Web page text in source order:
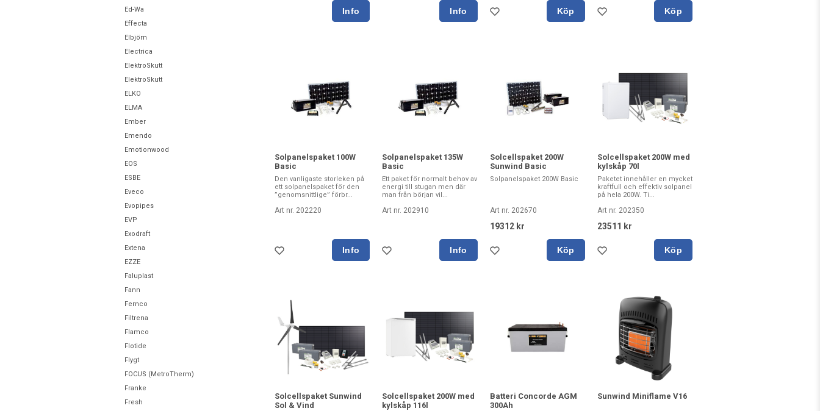
Ed-Wa
Effecta
Elbjörn
Electrica
ElektroSkutt
ElektroSkutt
ELKO
ELMA
Ember
Emendo
Emotionwood
EOS
ESBE
Eveco
Evopipes
EVP
Exodraft
Extena
EZZE
Faluplast
Fann
Fernco
Filtrena
Flamco
Flotide
Flygt
FOCUS (MetroTherm)
Franke
Fresh
Köp Köp
Solpanelspaket 100W
Basic
Den vanligaste storleken på
ett solpanelspaket för den
”genomsnittlige” förbr...
Art nr. 202220
Solpanelspaket 135W
Basic
Ett paket för normalt behov av
energi till stugan men där
man från början vil...
Art nr. 202910
Solcellspaket 200W
Sunwind Basic
Solpanelspaket 200W Basic
Art nr. 202670
19312 kr
Köp
Solcellspaket 200W med
kylskåp 70l
Paketet innehåller en mycket
kraftfull och effektiv solpanel
på hela 200W. Ti...
Art nr. 202350
23511 kr
Köp
Solcellspaket Sunwind
Sol & Vind
Solcellspaket 200W med
kylskåp 116l
Batteri Concorde AGM
300Ah
Sunwind Miniflame V16